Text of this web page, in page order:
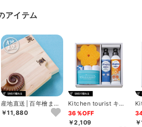
アイテム
産地直送│百年檜まな
板 大
￥11,880
Kitchen tourist キッ
チンソープギフトC
36％OFF
￥2,109